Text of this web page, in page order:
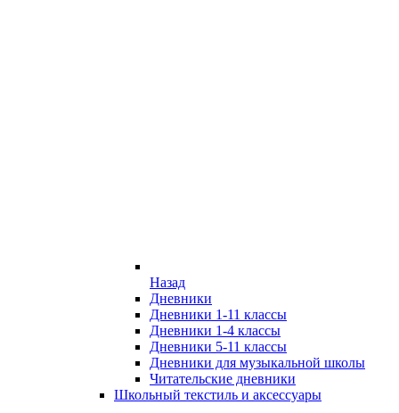
Назад
Дневники
Дневники 1-11 классы
Дневники 1-4 классы
Дневники 5-11 классы
Дневники для музыкальной школы
Читательские дневники
Школьный текстиль и аксессуары